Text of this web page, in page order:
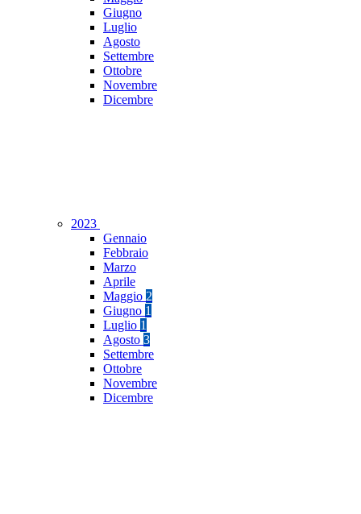
Giugno
Luglio
Agosto
Settembre
Ottobre
Novembre
Dicembre
2023
Gennaio
Febbraio
Marzo
Aprile
Maggio 2
Giugno 1
Luglio 1
Agosto 3
Settembre
Ottobre
Novembre
Dicembre